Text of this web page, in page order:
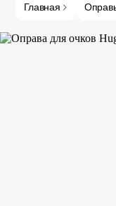
Главная